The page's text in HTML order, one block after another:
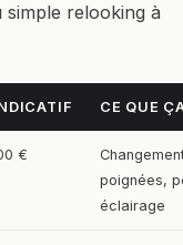
relooking à
CE QUE
€
poignées,
éclairage